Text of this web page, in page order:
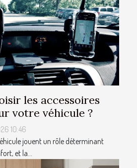
les accessoires
votre véhicule ?
10:46
jouent un rôle déterminant
et la...